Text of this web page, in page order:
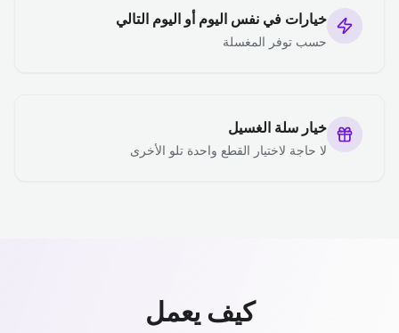
خيارات في نفس اليوم أو اليوم التالي
حسب توفر المغسلة
خيار سلة الغسيل
لا حاجة لاختيار القطع واحدة تلو الأخرى
كيف يعمل